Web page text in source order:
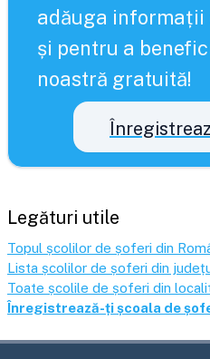
adăuga informații
și pentru a
noastră gratuită!
Legături utile
Topul școlilor de șoferi din
Lista școlilor de șoferi din
Toate școlile de șoferi din
Înregistrează-ți școala de